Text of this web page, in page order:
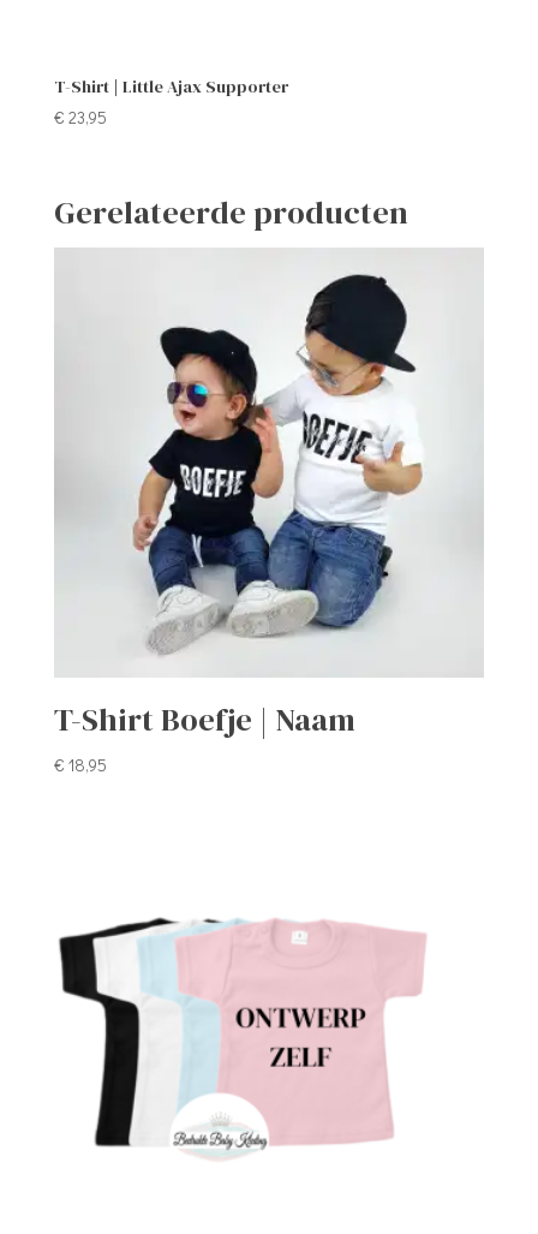
T-Shirt | Little Ajax Supporter
€ 23,95
Gerelateerde producten
T-Shirt Boefje | Naam
€ 18,95